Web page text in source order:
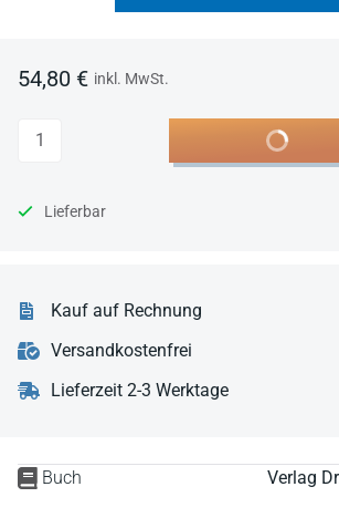
Buch Verlag
54,80 € inkl. MwSt.
Anzahl In den
Lieferbar
Kauf auf Rechnung
Versandkostenfrei
Lieferzeit 2-3 Werktage